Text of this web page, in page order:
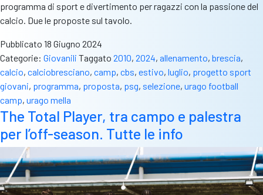
programma di sport e divertimento per ragazzi con la passione del
calcio. Due le proposte sul tavolo.
Pubblicato 18 Giugno 2024
Categorie: Giovanili Taggato 2010, 2024, allenamento, brescia,
calcio, calciobresciano, camp, cbs, estivo, luglio, progetto sport
giovani, programma, proposta, psg, selezione, urago football
camp, urago mella
The Total Player, tra campo e palestra
per l’off-season. Tutte le info